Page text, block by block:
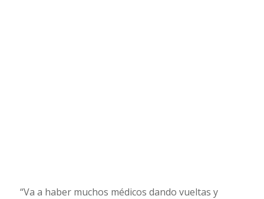
“Va a haber muchos médicos dando vueltas y